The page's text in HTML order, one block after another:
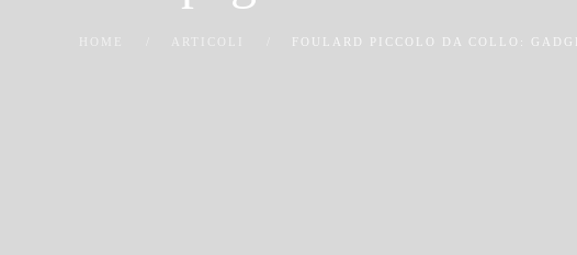
HOME ARTICOLI FOULARD PICCOLO DA COLLO: